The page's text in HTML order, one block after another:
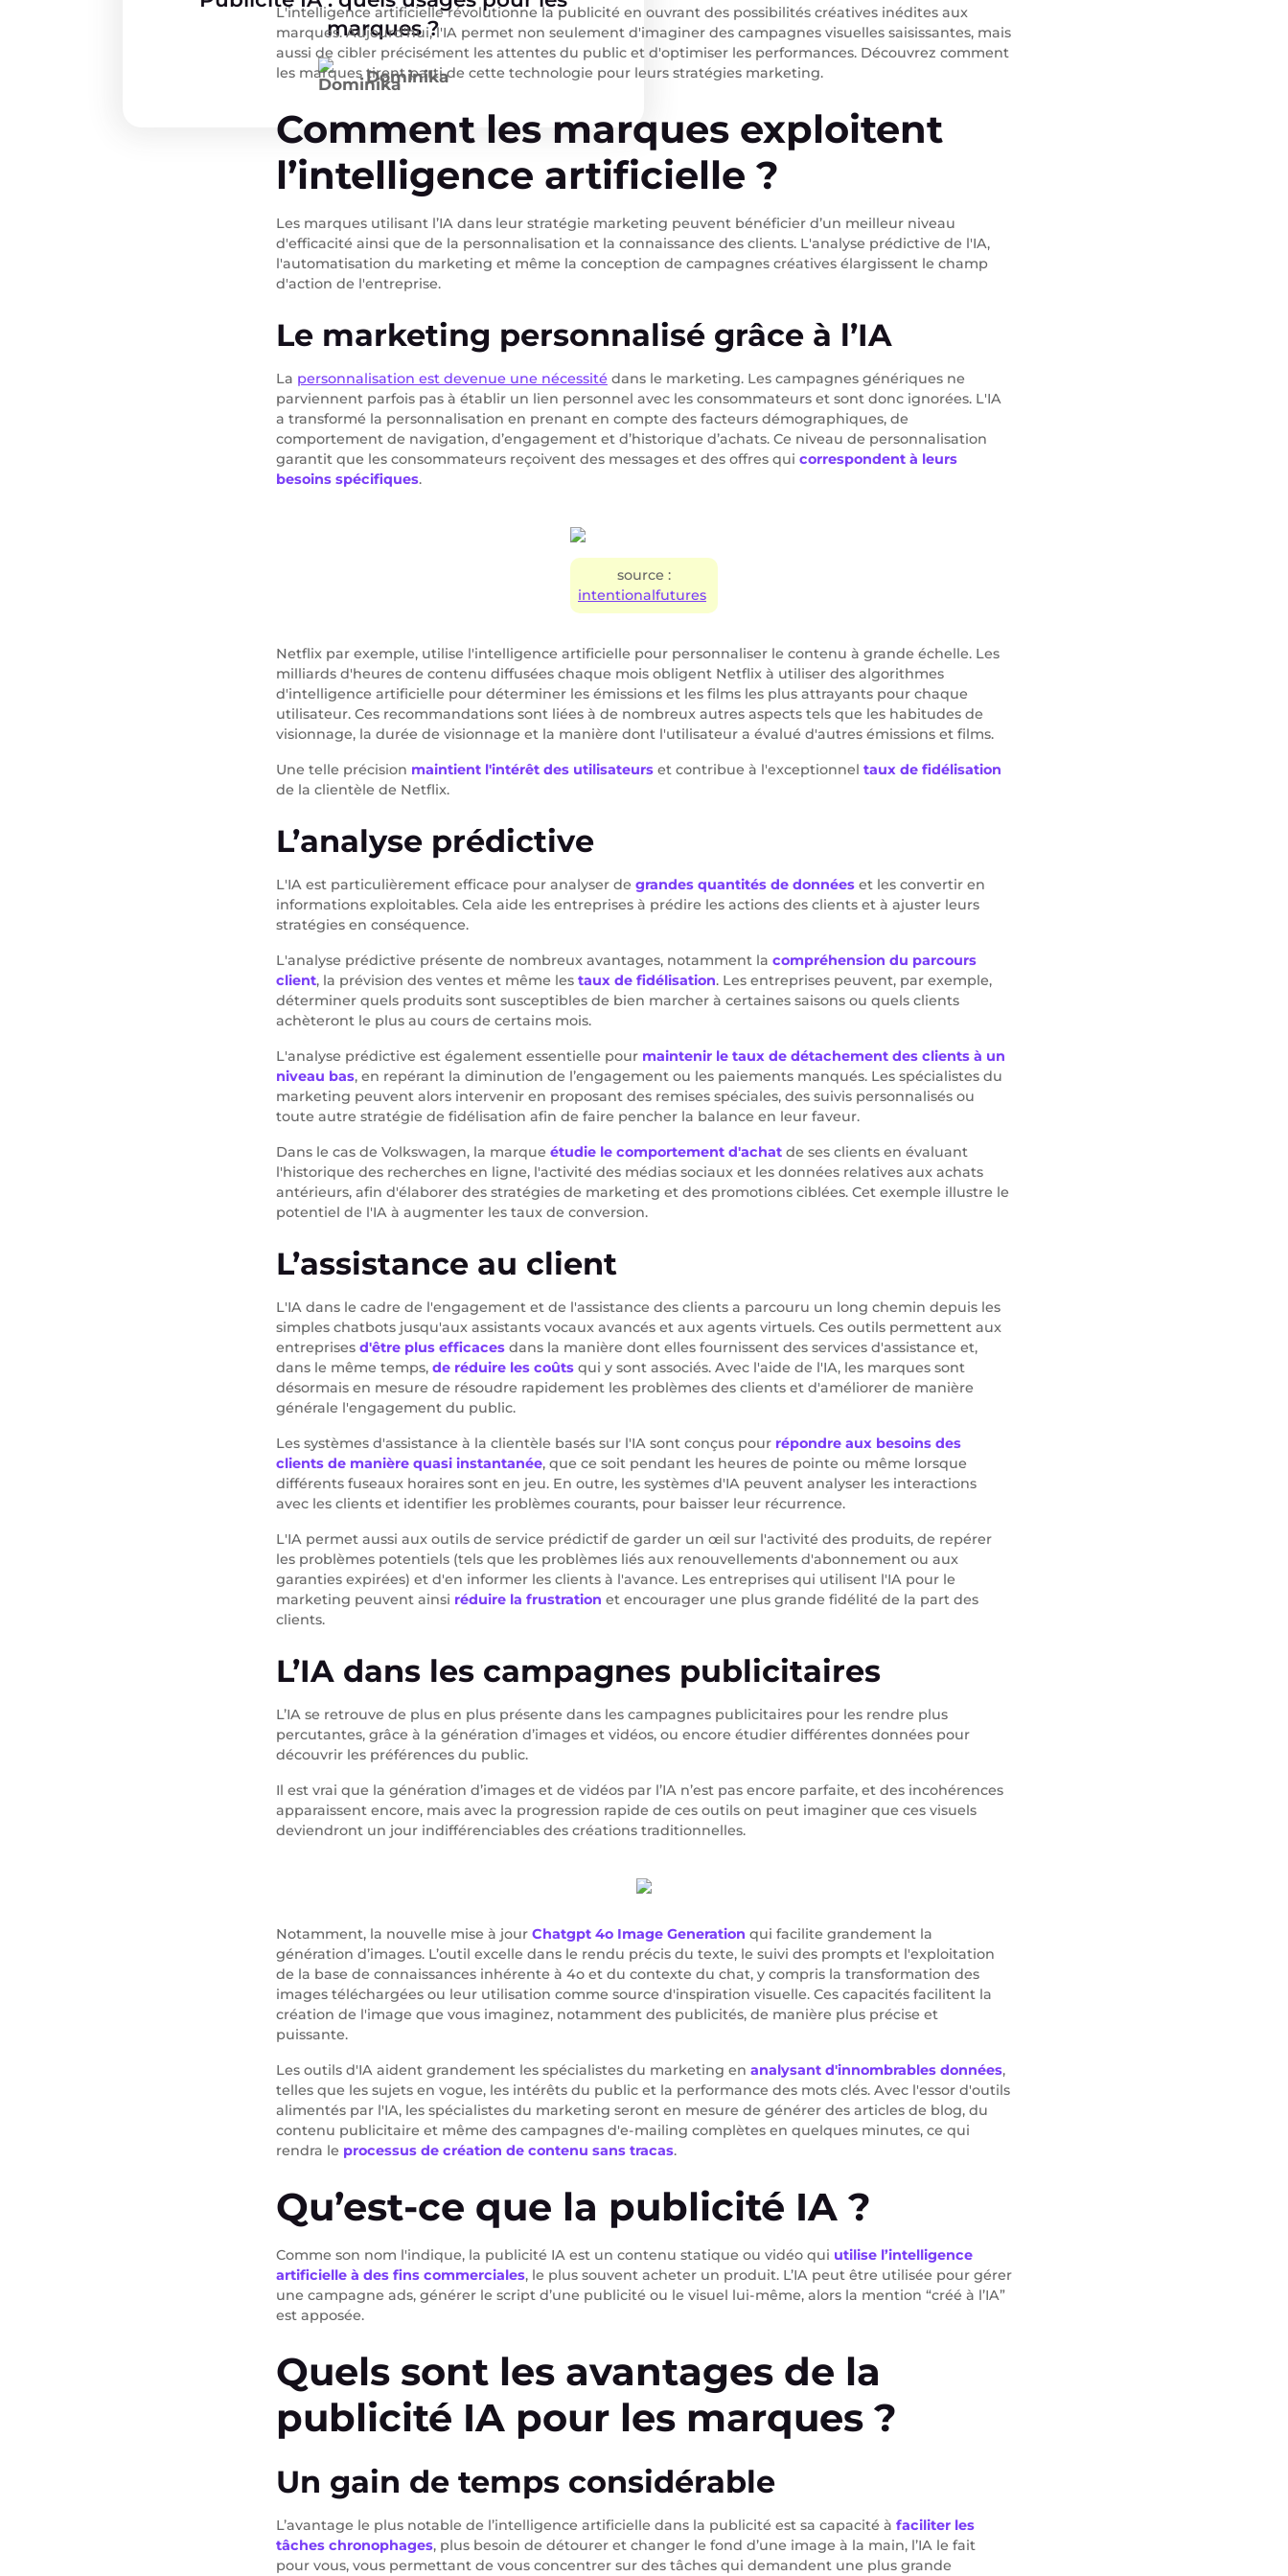
marques ?
Dominika
L'intelligence artificielle révolutionne la publicité en ouvrant des possibilités créatives inédites aux
marques. Aujourd'hui, l'IA permet non seulement d'imaginer des campagnes visuelles saisissantes, mais
aussi de cibler précisément les attentes du public et d'optimiser les performances. Découvrez comment
les marques tirent parti de cette technologie pour leurs stratégies marketing.
Comment les marques exploitent
l’intelligence artificielle ?
Les marques utilisant l’IA dans leur stratégie marketing peuvent bénéficier d’un meilleur niveau
d'efficacité ainsi que de la personnalisation et la connaissance des clients. L'analyse prédictive de l'IA,
l'automatisation du marketing et même la conception de campagnes créatives élargissent le champ
d'action de l'entreprise.
Le marketing personnalisé grâce à l’IA
La personnalisation est devenue une nécessité dans le marketing. Les campagnes génériques ne
parviennent parfois pas à établir un lien personnel avec les consommateurs et sont donc ignorées. L'IA
a transformé la personnalisation en prenant en compte des facteurs démographiques, de
comportement de navigation, d’engagement et d’historique d’achats. Ce niveau de personnalisation
garantit que les consommateurs reçoivent des messages et des offres qui correspondent à leurs
besoins spécifiques.
source :
intentionalfutures
Netflix par exemple, utilise l'intelligence artificielle pour personnaliser le contenu à grande échelle. Les
milliards d'heures de contenu diffusées chaque mois obligent Netflix à utiliser des algorithmes
d'intelligence artificielle pour déterminer les émissions et les films les plus attrayants pour chaque
utilisateur. Ces recommandations sont liées à de nombreux autres aspects tels que les habitudes de
visionnage, la durée de visionnage et la manière dont l'utilisateur a évalué d'autres émissions et films.
Une telle précision maintient l'intérêt des utilisateurs et contribue à l'exceptionnel taux de fidélisation
de la clientèle de Netflix.
L’analyse prédictive
L'IA est particulièrement efficace pour analyser de grandes quantités de données et les convertir en
informations exploitables. Cela aide les entreprises à prédire les actions des clients et à ajuster leurs
stratégies en conséquence.
L'analyse prédictive présente de nombreux avantages, notamment la compréhension du parcours
client, la prévision des ventes et même les taux de fidélisation. Les entreprises peuvent, par exemple,
déterminer quels produits sont susceptibles de bien marcher à certaines saisons ou quels clients
achèteront le plus au cours de certains mois.
L'analyse prédictive est également essentielle pour maintenir le taux de détachement des clients à un
niveau bas, en repérant la diminution de l’engagement ou les paiements manqués. Les spécialistes du
marketing peuvent alors intervenir en proposant des remises spéciales, des suivis personnalisés ou
toute autre stratégie de fidélisation afin de faire pencher la balance en leur faveur.
Dans le cas de Volkswagen, la marque étudie le comportement d'achat de ses clients en évaluant
l'historique des recherches en ligne, l'activité des médias sociaux et les données relatives aux achats
antérieurs, afin d'élaborer des stratégies de marketing et des promotions ciblées. Cet exemple illustre le
potentiel de l'IA à augmenter les taux de conversion.
L’assistance au client
L'IA dans le cadre de l'engagement et de l'assistance des clients a parcouru un long chemin depuis les
simples chatbots jusqu'aux assistants vocaux avancés et aux agents virtuels. Ces outils permettent aux
entreprises d'être plus efficaces dans la manière dont elles fournissent des services d'assistance et,
dans le même temps, de réduire les coûts qui y sont associés. Avec l'aide de l'IA, les marques sont
désormais en mesure de résoudre rapidement les problèmes des clients et d'améliorer de manière
générale l'engagement du public.
Les systèmes d'assistance à la clientèle basés sur l'IA sont conçus pour répondre aux besoins des
clients de manière quasi instantanée, que ce soit pendant les heures de pointe ou même lorsque
différents fuseaux horaires sont en jeu. En outre, les systèmes d'IA peuvent analyser les interactions
avec les clients et identifier les problèmes courants, pour baisser leur récurrence.
L'IA permet aussi aux outils de service prédictif de garder un œil sur l'activité des produits, de repérer
les problèmes potentiels (tels que les problèmes liés aux renouvellements d'abonnement ou aux
garanties expirées) et d'en informer les clients à l'avance. Les entreprises qui utilisent l'IA pour le
marketing peuvent ainsi réduire la frustration et encourager une plus grande fidélité de la part des
clients.
L’IA dans les campagnes publicitaires
L’IA se retrouve de plus en plus présente dans les campagnes publicitaires pour les rendre plus
percutantes, grâce à la génération d’images et vidéos, ou encore étudier différentes données pour
découvrir les préférences du public.
Il est vrai que la génération d’images et de vidéos par l’IA n’est pas encore parfaite, et des incohérences
apparaissent encore, mais avec la progression rapide de ces outils on peut imaginer que ces visuels
deviendront un jour indifférenciables des créations traditionnelles.
Notamment, la nouvelle mise à jour Chatgpt 4o Image Generation qui facilite grandement la
génération d’images. L’outil excelle dans le rendu précis du texte, le suivi des prompts et l'exploitation
de la base de connaissances inhérente à 4o et du contexte du chat, y compris la transformation des
images téléchargées ou leur utilisation comme source d'inspiration visuelle. Ces capacités facilitent la
création de l'image que vous imaginez, notamment des publicités, de manière plus précise et
puissante.
Les outils d'IA aident grandement les spécialistes du marketing en analysant d'innombrables données,
telles que les sujets en vogue, les intérêts du public et la performance des mots clés. Avec l'essor d'outils
alimentés par l'IA, les spécialistes du marketing seront en mesure de générer des articles de blog, du
contenu publicitaire et même des campagnes d'e-mailing complètes en quelques minutes, ce qui
rendra le processus de création de contenu sans tracas.
Qu’est-ce que la publicité IA ?
Comme son nom l'indique, la publicité IA est un contenu statique ou vidéo qui utilise l’intelligence
artificielle à des fins commerciales, le plus souvent acheter un produit. L’IA peut être utilisée pour gérer
une campagne ads, générer le script d’une publicité ou le visuel lui-même, alors la mention “créé à l’IA”
est apposée.
Quels sont les avantages de la
publicité IA pour les marques ?
Un gain de temps considérable
L’avantage le plus notable de l’intelligence artificielle dans la publicité est sa capacité à faciliter les
tâches chronophages, plus besoin de détourer et changer le fond d’une image à la main, l’IA le fait
pour vous, vous permettant de vous concentrer sur des tâches qui demandent une plus grande